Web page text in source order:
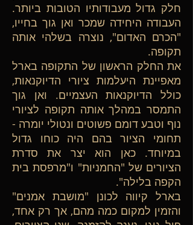
חלק גדול מעבודותיו הטובות ביותר.
העבודה היחידה שמכר ואן גוך בחייו,
"הכרם האדום", נוצרה בשלהי אותה
תקופה.
את החלק הראשון של התקופה בארל
מאפיינת היעלמות ציורי הדיוקנאות,
כולל הדיוקנאות העצמיים. ואן גוך
התמסר במהלך אותה תקופה לציורי
נוף וטבע דומם פשוטים ונטולי יומרה -
תחומי הציור בהם היה כוחו גדול
במיוחד. כאן הוא יצר את סדרת
הציורים של "החמניות" ו"מרפסת בית
הקפה בלילה".
בארל קיווה לכונן "מושבת אמנים"
והזמין למקום כמה מהם, אך רק אחד,